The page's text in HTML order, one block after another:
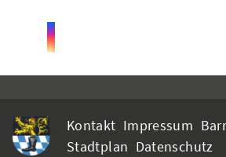
Kontakt Impressum
Stadtplan Datenschutz